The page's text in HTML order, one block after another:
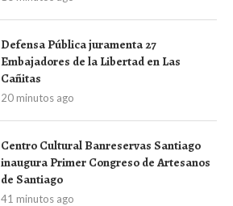
Defensa Pública juramenta 27
Embajadores de la Libertad en Las
Cañitas
20 minutos ago
Centro Cultural Banreservas Santiago
inaugura Primer Congreso de Artesanos
de Santiago
41 minutos ago